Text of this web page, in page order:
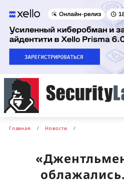
Главная Новости